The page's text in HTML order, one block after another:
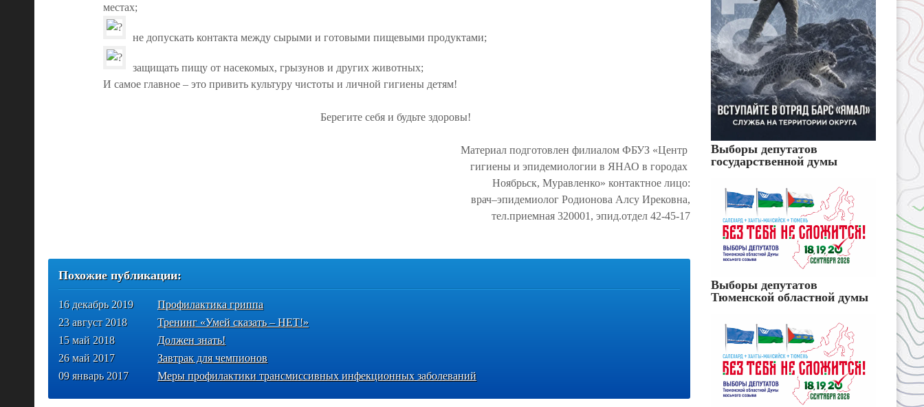
местах;
не допускать контакта между сырыми и готовыми пищевыми продуктами;
защищать пищу от насекомых, грызунов и других животных;
И самое главное – это привить культуру чистоты и личной гигиены детям!
Берегите себя и будьте здоровы!
Материал подготовлен филиалом ФБУЗ «Центр
гигиены и эпидемиологии в ЯНАО в городах
Ноябрьск, Муравленко» контактное лицо:
врач–эпидемиолог Родионова Алсу Ирековна,
тел.приемная 320001, эпид.отдел 42-45-17
Похожие публикации:
16 декабрь 2019
Профилактика гриппа
23 август 2018
Тренинг «Умей сказать – НЕТ!»
15 май 2018
Должен знать!
26 май 2017
Завтрак для чемпионов
09 январь 2017
Меры профилактики трансмиссивных инфекционных заболеваний
Выборы депутатов
государственной думы
Выборы депутатов
Тюменской областной думы